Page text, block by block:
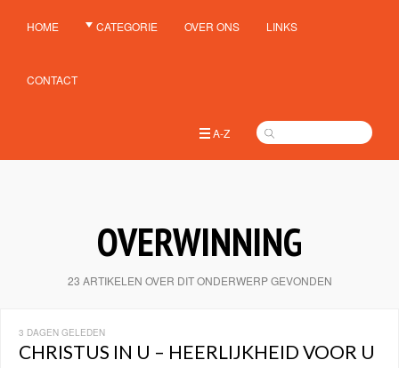
HOME CATEGORIE OVER ONS LINKS
CONTACT
A-Z
OVERWINNING
23 ARTIKELEN OVER DIT ONDERWERP GEVONDEN
3 DAGEN GELEDEN
CHRISTUS IN U – HEERLIJKHEID VOOR U